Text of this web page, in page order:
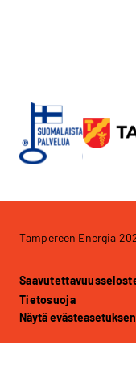
Tampereen Energia
Tietosuoja
Näytä